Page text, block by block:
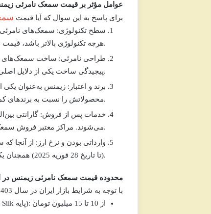
عوامل مؤثر بر قیمت سمعک نامرئی
برای پاسخ به این سوال که آیا قیمت
سطح تکنولوژی: سمعک‌های نامرئی
قابلیت‌هایی مانند بلوتوث، هوش مصنوعی و پلتفرم Augmented Xperience (AX). هرچه تکنولوژی بالاتر باشد، قیمت نیز افزایش می‌یابد.
طراحی نامرئی: ساخت سمعک‌های
پیچیدگی ساخت یکی از دلایل اصلیاست.
برند و اعتبار: زیمنس به‌عنوان یکی
محصولاتش را نسبت به برندهای کمتر شناخته‌شده بالاتر می‌برد.
خدمات پس از فروش:
می‌شوند. مراکز معتبر فروش
معمولاً این خدمات را ارائه می‌دهند که ارزش افزوده‌ای به محصول می‌افزاید.
وارداتی بودن و نرخ ارز:
(تا تاریخ 28 فوریه 2025) همچنان یکی از عوامل کلیدی در تعیین قیمت است.
محدوده قیمت سمعک نامرئی زیمنس در
با توجه به شرایط بازار ایران در سال 1403،
مدل‌های پایه (مانند Silk پایه):
از 10 تا 15 میلیون تومان